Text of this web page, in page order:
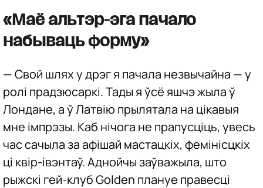
«Маё альтэр-эга пачало
набываць форму»
— Свой шлях у дрэг я пачала незвычайна — у
ролі прадзюсаркі. Тады я ўсё яшчэ жыла ў
Лондане, а ў Латвію прылятала на цікавыя
мне імпрэзы. Каб нічога не прапусціць, увесь
час сачыла за афішай мастацкіх, фемінісцкіх
ці квір-івэнтаў. Аднойчы заўважыла, што
рыжскі гей-клуб Golden плануе правесці